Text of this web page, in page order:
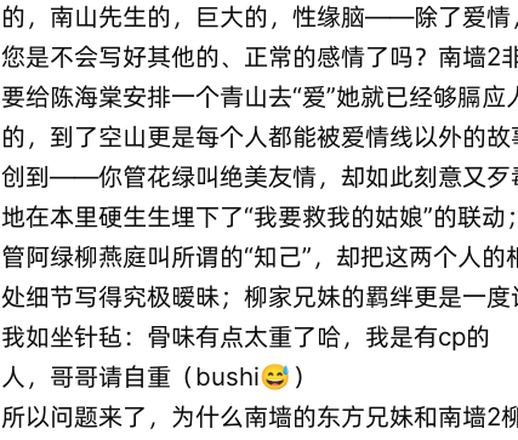
的，南山先生的，巨大的，性缘脑——除了爱情
您是不会写好其他的、正常的感情了吗？南墙2
要给陈海棠安排一个青山去“爱”她就已经够膈应
的，到了空山更是每个人都能被爱情线以外的故
创到——你管花绿叫绝美友情，却如此刻意又歹
地在本里硬生生埋下了“我要救我的姑娘”的联动；
管阿绿柳燕庭叫所谓的“知己”，却把这两个人的
处细节写得究极暧昧；柳家兄妹的羁绊更是一度
我如坐针毡：骨味有点太重了哈，我是有cp的
人，哥哥请自重（bushi😅）
所以问题来了，为什么南墙的东方兄妹和南墙2